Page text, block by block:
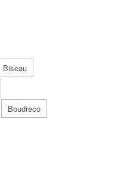
Biseau
Boudreco